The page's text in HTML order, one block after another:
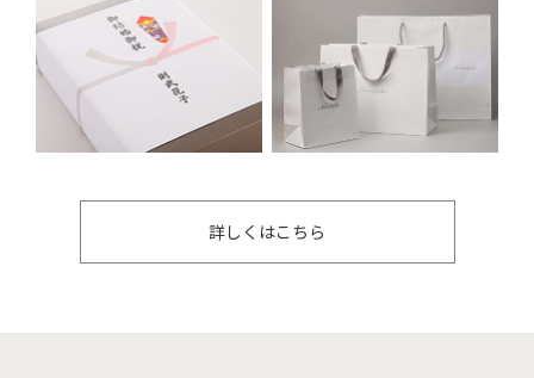
詳しくはこちら